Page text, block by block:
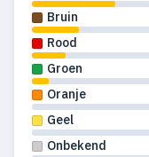
Bruin
Rood
Groen
Oranje
Geel
Onbekend